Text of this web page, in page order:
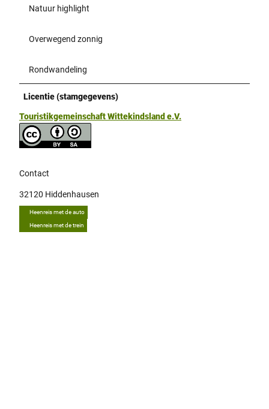
Natuur highlight
Overwegend zonnig
Rondwandeling
Licentie (stamgegevens)
Touristikgemeinschaft Wittekindsland e.V.
Contact
32120 Hiddenhausen
Heenreis met de auto
Heenreis met de trein